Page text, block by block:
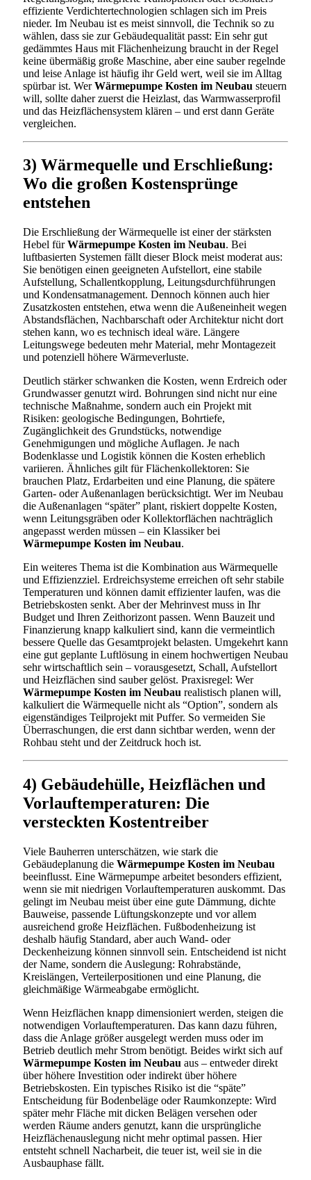
effiziente Verdichtertechnologien schlagen sich im Preis
nieder. Im Neubau ist es meist sinnvoll, die Technik so zu
wählen, dass sie zur Gebäudequalität passt: Ein sehr gut
gedämmtes Haus mit Flächenheizung braucht in der Regel
keine übermäßig große Maschine, aber eine sauber regelnde
und leise Anlage ist häufig ihr Geld wert, weil sie im Alltag
spürbar ist. WerWärmepumpe Kosten im Neubau steuern
will, sollte daher zuerst die Heizlast, das Warmwasserprofil
und das Heizflächensystem klären – und erst dann Geräte
vergleichen.
3) Wärmequelle und Erschließung:
Wo die großen Kostensprünge
entstehen
Die Erschließung der Wärmequelle ist einer der stärksten
Hebel fürWärmepumpe Kosten im Neubau. Bei
luftbasierten Systemen fällt dieser Block meist moderat aus:
Sie benötigen einen geeigneten Aufstellort, eine stabile
Aufstellung, Schallentkopplung, Leitungsdurchführungen
und Kondensatmanagement. Dennoch können auch hier
Zusatzkosten entstehen, etwa wenn die Außeneinheit wegen
Abstandsflächen, Nachbarschaft oder Architektur nicht dort
stehen kann, wo es technisch ideal wäre. Längere
Leitungswege bedeuten mehr Material, mehr Montagezeit
und potenziell höhere Wärmeverluste.
Deutlich stärker schwanken die Kosten, wenn Erdreich oder
Grundwasser genutzt wird. Bohrungen sind nicht nur eine
technische Maßnahme, sondern auch ein Projekt mit
Risiken: geologische Bedingungen, Bohrtiefe,
Zugänglichkeit des Grundstücks, notwendige
Genehmigungen und mögliche Auflagen. Je nach
Bodenklasse und Logistik können die Kosten erheblich
variieren. Ähnliches gilt für Flächenkollektoren: Sie
brauchen Platz, Erdarbeiten und eine Planung, die spätere
Garten- oder Außenanlagen berücksichtigt. Wer im Neubau
die Außenanlagen “später” plant, riskiert doppelte Kosten,
wenn Leitungsgräben oder Kollektorflächen nachträglich
angepasst werden müssen – ein Klassiker bei
Wärmepumpe Kosten im Neubau.
Ein weiteres Thema ist die Kombination aus Wärmequelle
und Effizienzziel. Erdreichsysteme erreichen oft sehr stabile
Temperaturen und können damit effizienter laufen, was die
Betriebskosten senkt. Aber der Mehrinvest muss in Ihr
Budget und Ihren Zeithorizont passen. Wenn Bauzeit und
Finanzierung knapp kalkuliert sind, kann die vermeintlich
bessere Quelle das Gesamtprojekt belasten. Umgekehrt kann
eine gut geplante Luftlösung in einem hochwertigen Neubau
sehr wirtschaftlich sein – vorausgesetzt, Schall, Aufstellort
und Heizflächen sind sauber gelöst. Praxisregel: Wer
Wärmepumpe Kosten im Neubau realistisch planen will,
kalkuliert die Wärmequelle nicht als “Option”, sondern als
eigenständiges Teilprojekt mit Puffer. So vermeiden Sie
Überraschungen, die erst dann sichtbar werden, wenn der
Rohbau steht und der Zeitdruck hoch ist.
4) Gebäudehülle, Heizflächen und
Vorlauftemperaturen: Die
versteckten Kostentreiber
Viele Bauherren unterschätzen, wie stark die
Gebäudeplanung die Wärmepumpe Kosten im Neubau
beeinflusst. Eine Wärmepumpe arbeitet besonders effizient,
wenn sie mit niedrigen Vorlauftemperaturen auskommt. Das
gelingt im Neubau meist über eine gute Dämmung, dichte
Bauweise, passende Lüftungskonzepte und vor allem
ausreichend große Heizflächen. Fußbodenheizung ist
deshalb häufig Standard, aber auch Wand- oder
Deckenheizung können sinnvoll sein. Entscheidend ist nicht
der Name, sondern die Auslegung: Rohrabstände,
Kreislängen, Verteilerpositionen und eine Planung, die
gleichmäßige Wärmeabgabe ermöglicht.
Wenn Heizflächen knapp dimensioniert werden, steigen die
notwendigen Vorlauftemperaturen. Das kann dazu führen,
dass die Anlage größer ausgelegt werden muss oder im
Betrieb deutlich mehr Strom benötigt. Beides wirkt sich auf
Wärmepumpe Kosten im Neubau aus – entweder direkt
über höhere Investition oder indirekt über höhere
Betriebskosten. Ein typisches Risiko ist die “späte”
Entscheidung für Bodenbeläge oder Raumkonzepte: Wird
später mehr Fläche mit dicken Belägen versehen oder
werden Räume anders genutzt, kann die ursprüngliche
Heizflächenauslegung nicht mehr optimal passen. Hier
entsteht schnell Nacharbeit, die teuer ist, weil sie in die
Ausbauphase fällt.